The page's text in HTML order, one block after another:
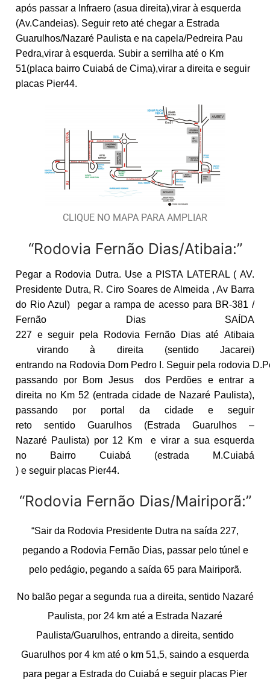
após passar a Infraero (asua direita),virar à esquerda
(Av.Candeias). Seguir reto até chegar a Estrada
Guarulhos/Nazaré Paulista e na capela/Pedreira Pau
Pedra,virar à esquerda. Subir a serrilha até o Km
51(placa bairro Cuiabá de Cima),virar a direita e seguir
placas Pier44.
CLIQUE NO MAPA PARA AMPLIAR
“Rodovia Fernão Dias/Atibaia:”
Pegar a Rodovia Dutra. Use a PISTA LATERAL ( AV.
Presidente Dutra, R. Ciro Soares de Almeida , Av Barra
do Rio Azul) pegar a rampa de acesso para BR-381 /
Fernão Dias SAÍDA
227 e seguir pela Rodovia Fernão Dias até Atibaia
virando à direita (sentido Jacarei)
entrando na Rodovia Dom Pedro I. Seguir pela rodovia
passando por Bom Jesus dos Perdões e entrar a
direita no Km 52 (entrada cidade de Nazaré Paulista),
passando por portal da cidade e seguir
reto sentido Guarulhos (Estrada Guarulhos –
Nazaré Paulista) por 12 Km e virar a sua esquerda
no Bairro Cuiabá (estrada M.Cuiabá
) e seguir placas Pier44.
“Rodovia Fernão Dias/Mairiporã:”
“Sair da Rodovia Presidente Dutra na saída 227,
pegando a Rodovia Fernão Dias, passar pelo túnel e
pelo pedágio, pegando a saída 65 para Mairiporã.
No balão pegar a segunda rua a direita, sentido Nazaré
Paulista, por 24 km até a Estrada Nazaré
Paulista/Guarulhos, entrando a direita, sentido
Guarulhos por 4 km até o km 51,5, saindo a esquerda
para pegar a Estrada do Cuiabá e seguir placas Pier